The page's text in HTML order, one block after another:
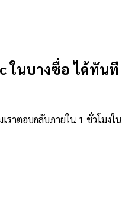
ในบางซื่อ ได้ทันที
ราตอบกลับภายใน 1 ชั่วโมงใน